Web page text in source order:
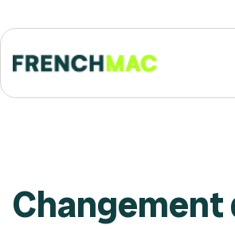
Changement